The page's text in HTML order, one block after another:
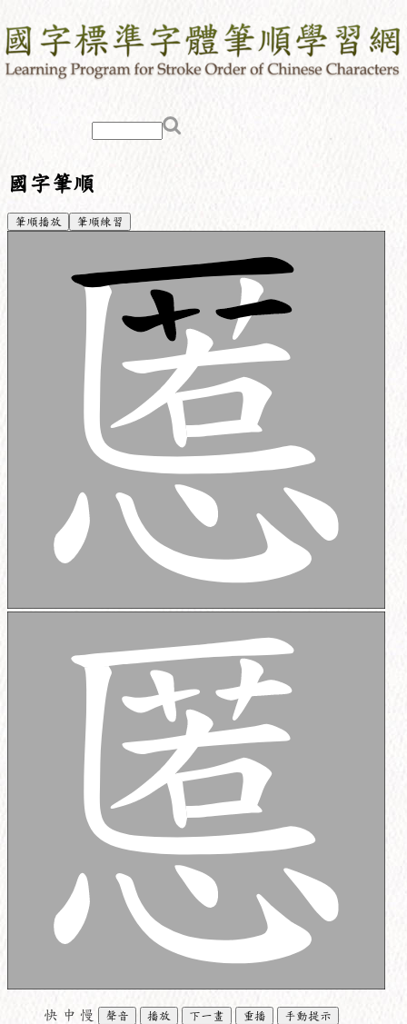
國字筆順
筆順播放 筆順練習
快 中 慢 聲音 播放 下一畫 重播
手動提示